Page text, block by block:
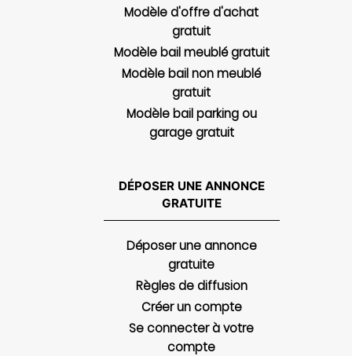
Modèle d'offre d'achat
gratuit
Modèle bail meublé gratuit
Modèle bail non meublé
gratuit
Modèle bail parking ou
garage gratuit
DÉPOSER UNE ANNONCE
GRATUITE
Déposer une annonce
gratuite
Règles de diffusion
Créer un compte
Se connecter à votre
compte